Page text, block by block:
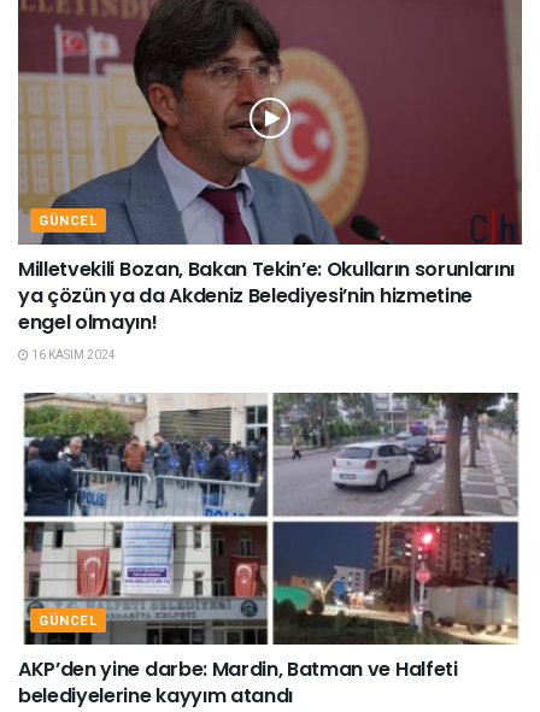
GÜNCEL
Milletvekili Bozan, Bakan Tekin’e: Okulların sorunlarını
ya çözün ya da Akdeniz Belediyesi’nin hizmetine
engel olmayın!
16 KASIM 2024
GÜNCEL
AKP’den yine darbe: Mardin, Batman ve Halfeti
belediyelerine kayyım atandı